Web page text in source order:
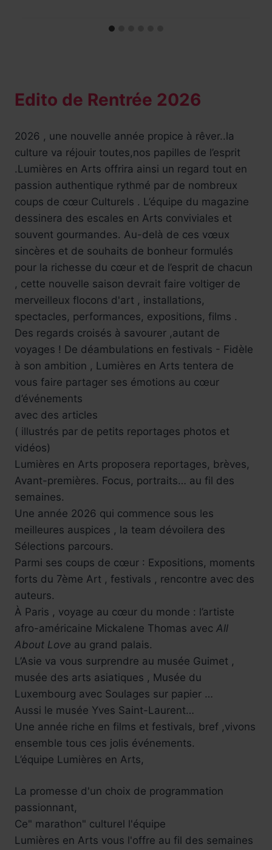
Edito de Rentrée 2026
2026 , une nouvelle année propice à rêver..la
culture va réjouir toutes,nos papilles de l’esprit
.Lumières en Arts offrira ainsi un regard tout en
passion authentique rythmé par de nombreux
coups de cœur Culturels . L’équipe du magazine
dessinera des escales en Arts conviviales et
souvent gourmandes. Au-delà de ces vœux
sincères et de souhaits de bonheur formulés
pour la richesse du cœur et de l’esprit de chacun
, cette nouvelle saison devrait faire voltiger de
merveilleux flocons d'art , installations,
spectacles, performances, expositions, films .
Des regards croisés à savourer ,autant de
voyages ! De déambulations en festivals - Fidèle
à son ambition , Lumières en Arts tentera de
vous faire partager ses émotions au cœur
d’événements
avec des articles
( illustrés par de petits reportages photos et
vidéos)
Lumières en Arts proposera reportages, brèves,
Avant-premières. Focus, portraits… au fil des
semaines.
Une année 2026 qui commence sous les
meilleures auspices , la team dévoilera des
Sélections parcours.
Parmi ses coups de cœur : Expositions, moments
forts du 7ème Art , festivals , rencontre avec des
auteurs.
À Paris , voyage au cœur du monde : l’artiste
afro-américaine Mickalene Thomas avec All
About Love au grand palais.
L’Asie va vous surprendre au musée Guimet ,
musée des arts asiatiques , Musée du
Luxembourg avec Soulages sur papier …
Aussi le musée Yves Saint-Laurent…
Une année riche en films et festivals, bref ,vivons
ensemble tous ces jolis événements.
L’équipe Lumières en Arts,
La promesse d'un choix de programmation
passionnant,
Ce" marathon" culturel l'équipe
Lumières en Arts vous l'offre au fil des semaines